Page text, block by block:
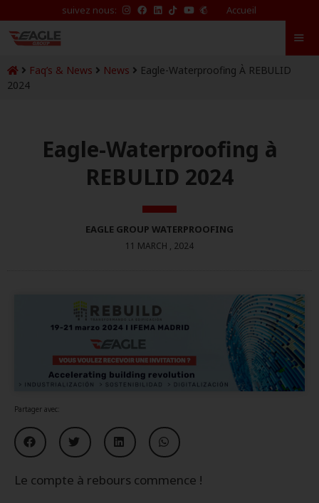
suivez nous: Accueil
Faq’s & News News
Eagle-Waterproofing À REBULID
2024
Eagle-Waterproofing à
REBULID 2024
EAGLE GROUP WATERPROOFING
11 MARCH , 2024
Partager avec:
Le compte à rebours commence !